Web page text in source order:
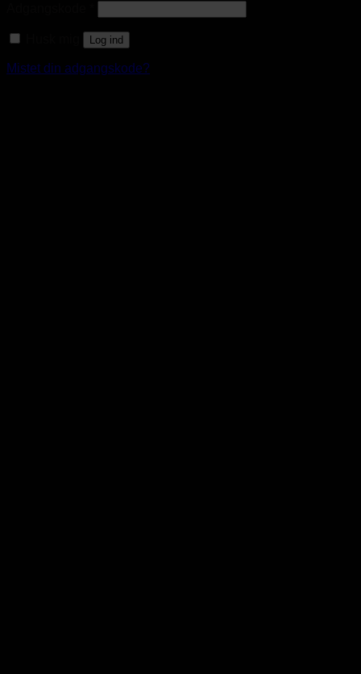
Log ind
Mistet din adgangskode?